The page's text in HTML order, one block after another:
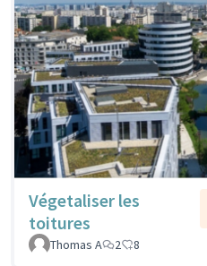
Végetaliser les
toitures
Thomas A
2 8